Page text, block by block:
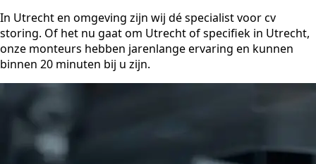
In Utrecht en omgeving zijn wij dé specialist voor cv
storing. Of het nu gaat om Utrecht of specifiek in Utrecht,
onze monteurs hebben jarenlange ervaring en kunnen
binnen 20 minuten bij u zijn.